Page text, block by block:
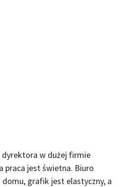
dyrektora w dużej firmie
praca jest świetna. Biuro
grafik jest elastyczny, a